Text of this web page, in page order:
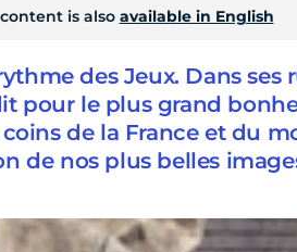
is also available in English
des Jeux. Dans ses
pour le plus grand
de la France et du
de nos plus belles